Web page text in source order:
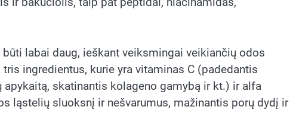
labai daug, ieškant veiksmingai veikiančių odos
ingredientus, kurie yra vitaminas C (padedantis
skatinantis kolageno gamybą ir kt.) ir alfa
ląstelių sluoksnį ir nešvarumus, mažinantis porų dydį ir